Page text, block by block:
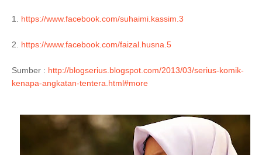
1. https://www.facebook.com/suhaimi.kassim.3
2. https://www.facebook.com/faizal.husna.5
Sumber : http://blogserius.blogspot.com/2013/03/serius-komik-
kenapa-angkatan-tentera.html#more